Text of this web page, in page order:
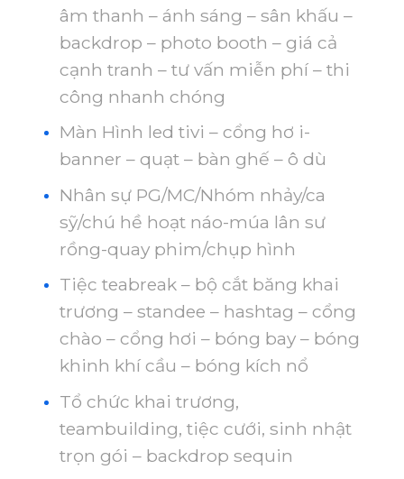
âm thanh – ánh sáng – sân khấu –
backdrop – photo booth – giá cả
cạnh tranh – tư vấn miễn phí – thi
công nhanh chóng
Màn Hình led tivi – cổng hơ i-
banner – quạt – bàn ghế – ô dù
Nhân sự PG/MC/Nhóm nhảy/ca
sỹ/chú hề hoạt náo-múa lân sư
rồng-quay phim/chụp hình
Tiệc teabreak – bộ cắt băng khai
trương – standee – hashtag – cổng
chào – cổng hơi – bóng bay – bóng
khinh khí cầu – bóng kích nổ
Tổ chức khai trương,
teambuilding, tiệc cưới, sinh nhật
trọn gói – backdrop sequin